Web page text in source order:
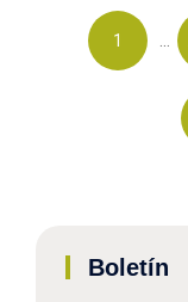
1 …
Boletín